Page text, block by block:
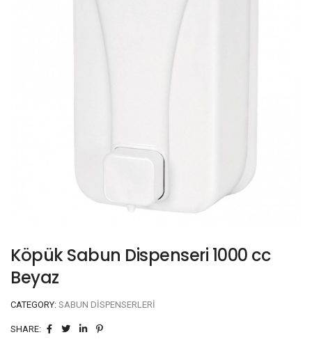
Köpük Sabun Dispenseri 1000 cc
Beyaz
CATEGORY: SABUN DISPENSERLERI
SHARE: